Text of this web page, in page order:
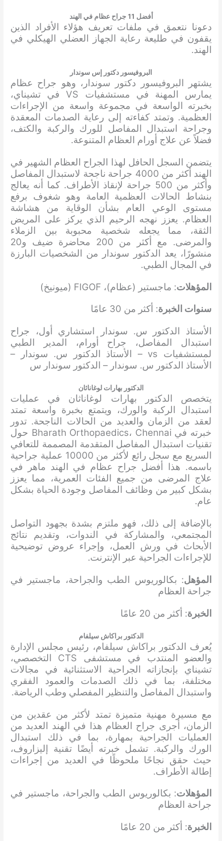
أفضل 11 جراح عظام في الهند
دعونا نتعمق في ملفات تعريف هؤلاء الأفراد الذين
يقفون في طليعة رعاية الجهاز العضلي الهيكلي في
الهند.
البروفيسور دكتور إس سوندار
يشتهر البروفيسور دكتور سوندار، وهو جراح عظام
يمارس المهنة في مستشفيات VS في تشيناي،
بخبرته الواسعة في مجموعة واسعة من الإجراءات
العظمية. وتمتد كفاءته إلى رعاية الصدمات المعقدة
وجراحة استبدال المفاصل للورك والركبة والكتف،
فضلاً عن علاج أورام العظام المتنوعة.
يتضمن السجل الحافل لهذا الجراح العظام الشهير في
الهند أكثر من 4000 جراحة ناجحة لاستبدال المفاصل
وأكثر من 500 جراحة لإنقاذ الأطراف. كما أنه يعالج
بنشاط الحالات العظمية العامة وهو شغوف برفع
مستوى الوعي العام بشأن الوقاية من هشاشة
العظام. يعزز نهجه الرحيم الذي يركز على المريض
الثقة، مما يجعله شخصية محبوبة بين الزملاء
والمرضى. مع أكثر من 200 محاضرة ضيف و20
منشورًا، يعد الدكتور سوندار من الشخصيات البارزة
في المجال الطبي.
المؤهلات: ماجستير (عظام)، FIGOF (ميونيخ)
سنوات الخبرة: أكثر من 30 عامًا
الأستاذ الدكتور س. سوندار استشاري أول، جراح
استبدال المفاصل، جراح أورام، المدير الطبي
لمستشفيات vs – الأستاذ الدكتور س. سوندار –
الأستاذ الدكتور س. سوندار – الدكتور سوندار س
الدكتور بهارات لوغاناثان
يتخصص الدكتور بهارات لوغاناثان في عمليات
استبدال الركبة والورك، ويتمتع بخبرة واسعة تمتد
لعقد من الزمان والعديد من الحالات الناجحة. تدور
خبرته في Bharath Orthopaedics، Chennai حول
تقنيات استبدال المفاصل المتقدمة المصممة للتعافي
السريع مع سجل رائع لأكثر من 10000 عملية جراحية
باسمه. هذا أفضل جراح عظام في الهند ماهر في
علاج المرضى من جميع الفئات العمرية، مما يعزز
بشكل كبير من وظائف المفاصل وجودة الحياة بشكل
عام.
بالإضافة إلى ذلك، فهو ملتزم بشدة بجهود التواصل
المجتمعي، والمشاركة في الندوات، وتقديم نتائج
الأبحاث في ورش العمل، وإجراء عروض توضيحية
للإجراءات الجراحية عبر الإنترنت.
المؤهل: بكالوريوس الطب والجراحة، ماجستير في
جراحة العظام
الخبرة: أكثر من 20 عامًا
الدكتور براكاش سيلفام
يُعرف الدكتور براكاش سيلفام، رئيس مجلس الإدارة
والعضو المنتدب في مستشفى CTS التخصصي،
تشيناي بإنجازاته الجراحية الاستثنائية في مجالات
مختلفة، بما في ذلك الصدمات والعمود الفقري
واستبدال المفاصل والتنظير المفصلي وطب الرياضة.
مع مسيرة مهنية متميزة تمتد لأكثر من عقدين من
الزمان، أجرى جراح العظام هذا في الهند العديد من
العمليات الجراحية بمهارة، بما في ذلك استبدال
الورك والركبة. تشمل خبرته أيضًا تقنية إليزاروف،
حيث حقق نجاحًا ملحوظًا في العديد من إجراءات
إطالة الأطراف.
المؤهلات: بكالوريوس الطب والجراحة، ماجستير في
جراحة العظام
الخبرة: أكثر من 20 عامًا